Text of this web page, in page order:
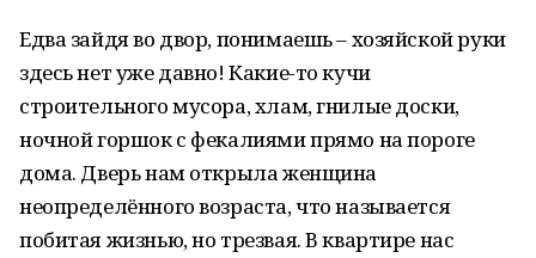
Едва зайдя во двор, понимаешь – хозяйской руки
здесь нет уже давно! Какие-то кучи
строительного мусора, хлам, гнилые доски,
ночной горшок с фекалиями прямо на пороге
дома. Дверь нам открыла женщина
неопределённого возраста, что называется
побитая жизнью, но трезвая. В квартире нас